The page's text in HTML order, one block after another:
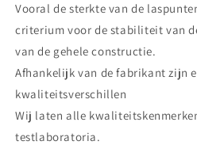
Vooral de sterkte van de
criterium voor de stabiliteit van
van de gehele constructie.
Afhankelijk van de fabrikant zijn
kwaliteitsverschillen
Wij laten alle
testlaboratoria.